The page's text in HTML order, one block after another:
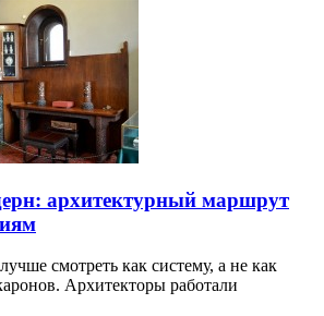
архитектурный маршрут
смотреть как систему, а не как
Архитекторы работали